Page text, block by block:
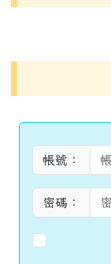
帳號：
密碼：